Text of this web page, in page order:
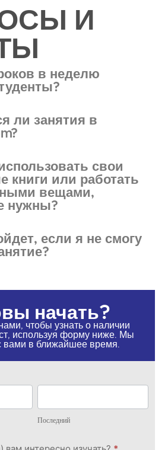
И
в неделю
ли занятия в
свои
книги или работать
вещами,
нужны?
если я не смогу
начать?
чтобы узнать о наличии
используя форму ниже. Мы
вами в ближайшее время.
Последний